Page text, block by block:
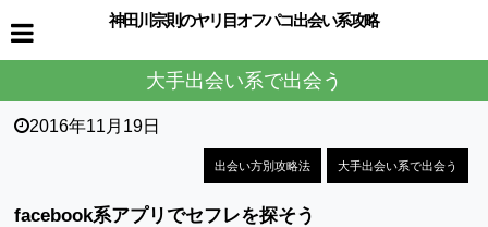
神田川宗則のヤリ目オフパコ出会い系攻略
大手出会い系で出会う
2016年11月19日
出会い方別攻略法 大手出会い系で出会う
facebook系アプリでセフレを探そう